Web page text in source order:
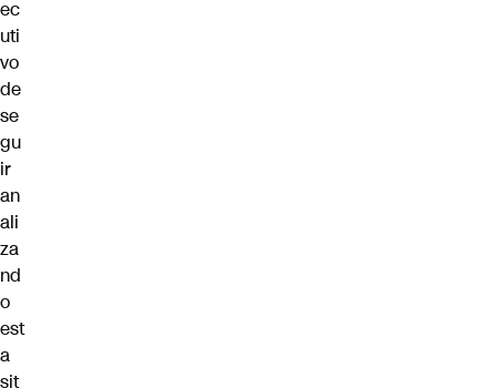
ec
uti
vo
de
se
gu
ir
an
ali
za
nd
o
est
a
sit